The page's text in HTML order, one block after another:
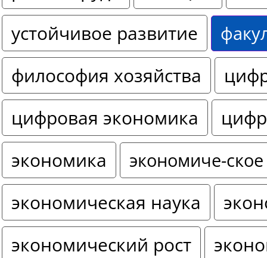
устойчивое развитие
философия хозяйства
цифровая экономика
экономика
экономиче-
экономическая наука
экономический рост